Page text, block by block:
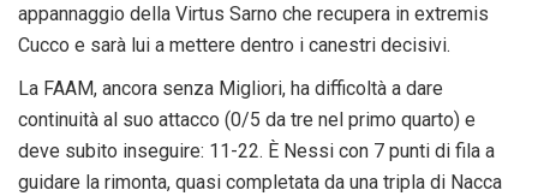
appannaggio della Virtus Sarno che recupera in extremis
Cucco e sarà lui a mettere dentro i canestri decisivi.
La FAAM, ancora senza Migliori, ha difficoltà a dare
continuità al suo attacco (0/5 da tre nel primo quarto) e
deve subito inseguire: 11-22. È Nessi con 7 punti di fila a
guidare la rimonta, quasi completata da una tripla di Nacca